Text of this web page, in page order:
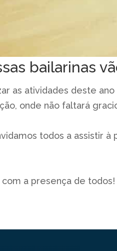
bailarinas
as atividades deste
onde não faltará
todos a assistir
com a presença de todos!